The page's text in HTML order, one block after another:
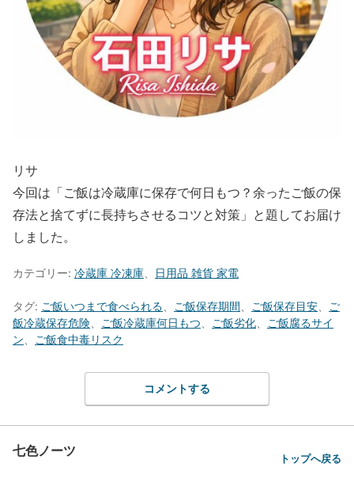
リサ
今回は「ご飯は冷蔵庫に保存で何日もつ？余ったご飯の保
存法と捨てずに長持ちさせるコツと対策」と題してお届け
しました。
カテゴリー: 冷蔵庫 冷凍庫 日用品 雑貨 家電
タグ: ご飯いつまで食べられる ご飯保存期間 ご飯保存目安
ご
飯冷蔵保存危険
ご飯冷蔵庫何日もつ ご飯劣化
ご飯腐るサイ
ン
ご飯食中毒リスク
コメントする
七色ノーツ トップへ戻る